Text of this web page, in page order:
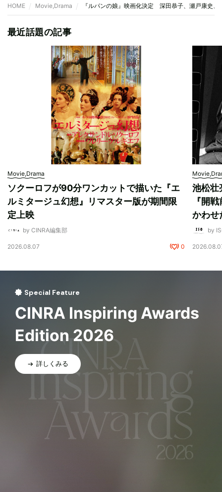
HOME Movie,Drama 『ルパンの娘』映画化決定 深田恭子、瀬戸康史、
最近話題の記事
Movie,Drama
ソクーロフが90分ワンカットで描いた『エ
ルミタージュ幻想』リマスター版が期間限
定上映
by CINRA編集部
2026.08.07 0
池松壮
『開
かわせ
by
Special Feature
CINRA Inspiring Awards
Edition 2026
詳しくみる